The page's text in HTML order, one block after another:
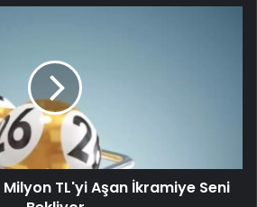
TL'yi Aşan İkramiye Seni